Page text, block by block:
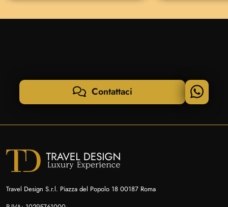
Contattaci
Travel Design S.r.l. Piazza del Popolo 18 00187 Roma